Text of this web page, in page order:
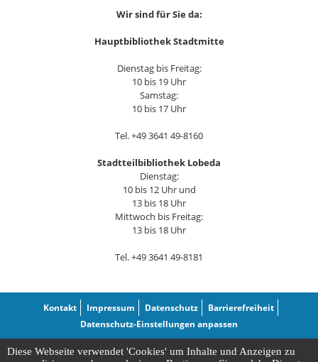
Wir sind für Sie da:
Hauptbibliothek Stadtmitte
Dienstag bis Freitag:
10 bis 19 Uhr
Samstag:
10 bis 17 Uhr
Tel. +49 3641 49-8160
Stadtteilbibliothek Lobeda
Dienstag:
10 bis 12 Uhr und
13 bis 18 Uhr
Mittwoch bis Freitag:
13 bis 18 Uhr
Tel. +49 3641 49-8181
Kontakt Impressum Datenschutz
Barrierefreiheit
Datenschutz-Einstellungen anpassen
Diese Webseite verwendet 'Cookies' um Inhalte und Anzeigen zu